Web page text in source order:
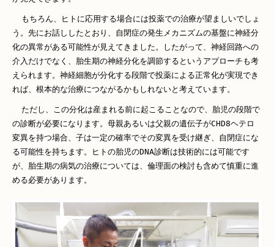
もちろん、ヒトに応用する場合には投薬での治療が望ましいでしょ
う。先にお話ししたとおり、自閉症の発生メカニズムの基盤に神経分
化の異常がある可能性が見えてきました。したがって、神経回路への
介入だけでなく、胎生期の神経分化を調節するというアプローチも考
えられます。神経細胞が分化する段階で投薬による正常化が実現でき
れば、根本的な治療につながるかもしれないと考えています。
ただし、この分化は産まれる前に起こることなので、胎児の段階で
の診断が必要になります。母親あるいは父親の遺伝子がCHD8ヘテロ
変異を持つ場合、子は一定の確率でその変異を受け継ぎ、自閉症にな
る可能性を持ちます。ヒトの胎児のDNA診断は技術的には可能です
が、胎生期の病気の治療については、倫理面の検討も含めて慎重に進
める必要があります。